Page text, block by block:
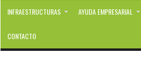
INFRAESTRUCTURAS AYUDA EMPRESARIAL
CONTACTO